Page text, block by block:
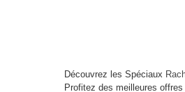
Découvrez les Spéciaux
Profitez des meilleures